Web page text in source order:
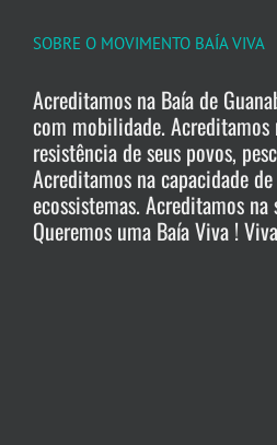
SOBRE O MOVIMENTO BAÍA VIVA
Acreditamos na Baía de
com mobilidade. Acreditamos
resistência de seus povos,
Acreditamos na capacidade
ecossistemas. Acreditamos na
Queremos uma Baía Viva !